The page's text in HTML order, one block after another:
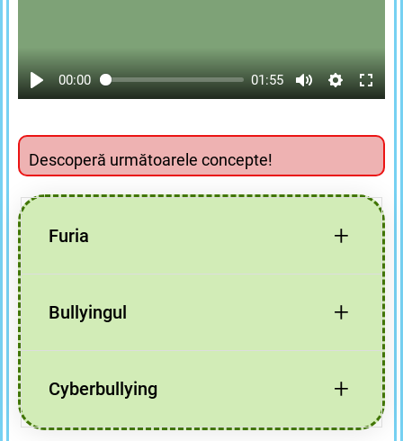
00:00 01:55
Descoperă următoarele concepte!
Furia +
Furia reprezintă o emoție puternică
Bullyingul +
Bullyingul reprezintă un comportament
agresiune, excludere, amenințare).
Cyberbullying +